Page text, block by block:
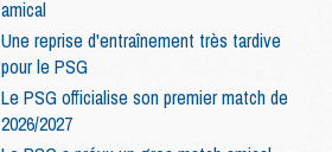
amical
Une reprise d'entraînement très tardive
pour le PSG
Le PSG officialise son premier match de
2026/2027